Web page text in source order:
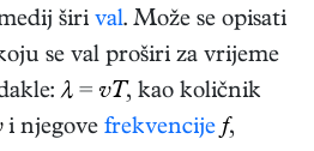
širi val. Može se opisati
se val proširi za vrijeme
λ = vT, kao količnik
i njegove frekvencije f,